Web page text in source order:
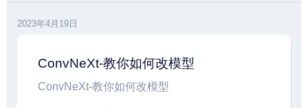
2023年4月19日
ConvNeXt-教你如何改模型
ConvNeXt-教你如何改模型